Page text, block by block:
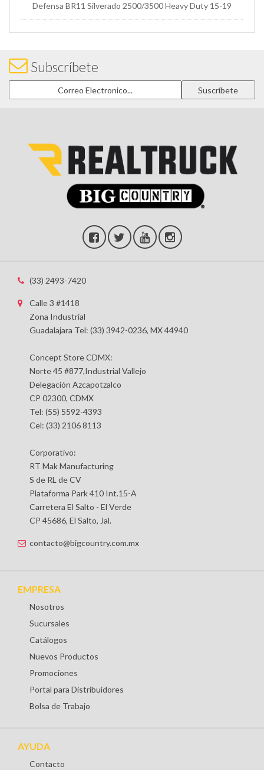
Defensa BR11 Silverado 2500/3500 Heavy Duty 15-19
Subscríbete
(33) 2493-7420
Calle 3 #1418
Zona Industrial
Guadalajara Tel: (33) 3942-0236, MX 44940
Concept Store CDMX:
Norte 45 #877,Industrial Vallejo
Delegación Azcapotzalco
CP 02300, CDMX
Tel: (55) 5592-4393
Cel: (33) 2106 8113
Corporativo:
RT Mak Manufacturing
S de RL de CV
Plataforma Park 410 Int.15-A
Carretera El Salto - El Verde
CP 45686, El Salto, Jal.
contacto@bigcountry.com.mx
EMPRESA
Nosotros
Sucursales
Catálogos
Nuevos Productos
Promociones
Portal para Distribuidores
Bolsa de Trabajo
AYUDA
Contacto